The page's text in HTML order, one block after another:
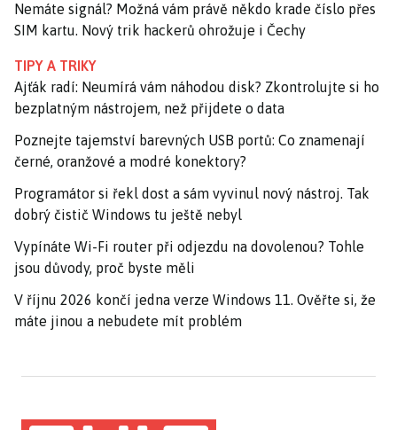
Nemáte signál? Možná vám právě někdo krade číslo přes
SIM kartu. Nový trik hackerů ohrožuje i Čechy
TIPY A TRIKY
Ajťák radí: Neumírá vám náhodou disk? Zkontrolujte si ho
bezplatným nástrojem, než přijdete o data
Poznejte tajemství barevných USB portů: Co znamenají
černé, oranžové a modré konektory?
Programátor si řekl dost a sám vyvinul nový nástroj. Tak
dobrý čistič Windows tu ještě nebyl
Vypínáte Wi-Fi router při odjezdu na dovolenou? Tohle
jsou důvody, proč byste měli
V říjnu 2026 končí jedna verze Windows 11. Ověřte si, že
máte jinou a nebudete mít problém